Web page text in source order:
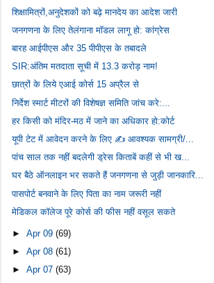
शिक्षामित्रों,अनुदेशकों को बढ़े मानदेय का आदेश जारी
जनगणना के लिए तेलंगाना मॉडल लागू हो: कांग्रेस
बारह आईपीएस और 35 पीपीएस के तबादले
SIR:अंतिम मतदाता सूची में 13.3 करोड़ नाम!
छात्रों के लिये एआई कोर्स 15 अप्रैल से
निर्देश स्मार्ट मीटरों की विशेषज्ञ समिति जांच करे:...
हर किसी को मंदिर-मठ में जाने का अधिकार हो:कोर्ट
यूपी टेट में आवेदन करने के लिए ✍️ आवश्यक सामग्री/...
पांच साल तक नहीं बदलेगी ड्रेस किताबें कहीं से भी ख...
घर बैठे ऑनलाइन भर सकते हैं जनगणना से जुड़ी जानकारि...
पासपोर्ट बनवाने के लिए पिता का नाम जरूरी नहीं
मेडिकल कॉलेज पूरे कोर्स की फीस नहीं वसूल सकते
►Apr 09(69)
►Apr 08(61)
►Apr 07(63)